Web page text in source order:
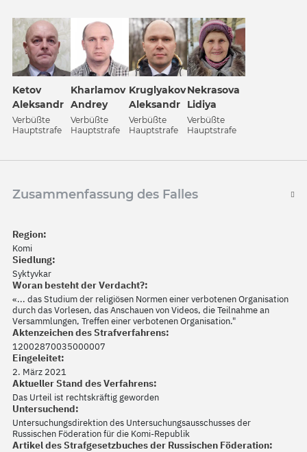
Ketov
Aleksandr
Verbüßte
Hauptstrafe
Kharlamov
Andrey
Verbüßte
Hauptstrafe
Kruglyakov
Aleksandr
Verbüßte
Hauptstrafe
Nekrasova
Lidiya
Verbüßte
Hauptstrafe
Zusammenfassung des Falles
Region:
Komi
Siedlung:
Syktyvkar
Woran besteht der Verdacht?:
«... das Studium der religiösen Normen einer verbotenen Organisation
durch das Vorlesen, das Anschauen von Videos, die Teilnahme an
Versammlungen, Treffen einer verbotenen Organisation."
Aktenzeichen des Strafverfahrens:
12002870035000007
Eingeleitet:
2. März 2021
Aktueller Stand des Verfahrens:
Das Urteil ist rechtskräftig geworden
Untersuchend:
Untersuchungsdirektion des Untersuchungsausschusses der
Russischen Föderation für die Komi-Republik
Artikel des Strafgesetzbuches der Russischen Föderation: